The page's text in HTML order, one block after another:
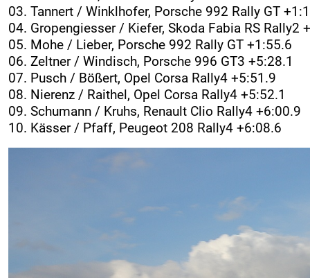
03. Tannert / Winklhofer, Porsche 992 Rally GT
04. Gropengiesser / Kiefer, Skoda Fabia RS Rally2
05. Mohe / Lieber, Porsche 992 Rally GT +1:55.6
06. Zeltner / Windisch, Porsche 996 GT3 +5:28.1
07. Pusch / Bößert, Opel Corsa Rally4 +5:51.9
08. Nierenz / Raithel, Opel Corsa Rally4 +5:52.1
09. Schumann / Kruhs, Renault Clio Rally4 +6:00.9
10. Kässer / Pfaff, Peugeot 208 Rally4 +6:08.6